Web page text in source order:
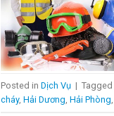
Posted in Dịch Vụ | Tagged
cháy, Hải Dương Hải Phòng